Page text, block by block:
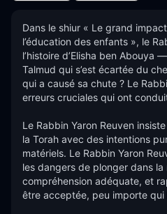
Dans le shiur « Le grand
l’éducation des enfants », le
l’histoire d’Elisha ben Abouya
Talmud qui s’est écartée du
qui a causé sa chute ? Le
erreurs cruciales qui ont
Le Rabbin Yaron Reuven
la Torah avec des intentions
matériels. Le Rabbin Yaron
les dangers de plonger dans
compréhension adéquate, et
être acceptée, peu importe qui